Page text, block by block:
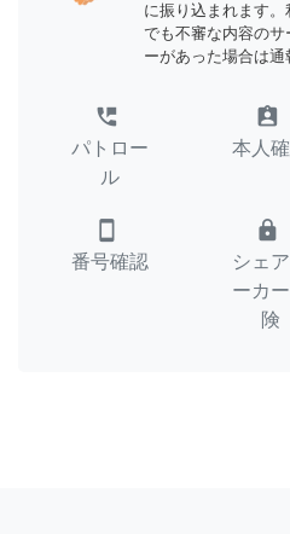
に振り込まれます
でも不審な内容の
ーがあった場合は通
perm_phone_msg
パトロー
ル
assignment_ind
本人
smartphone
番号確認
lock
シェ
ーカ
険